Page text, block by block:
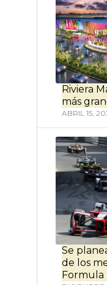
Riviera
más
ABRIL 15,
Se
de los
Formula